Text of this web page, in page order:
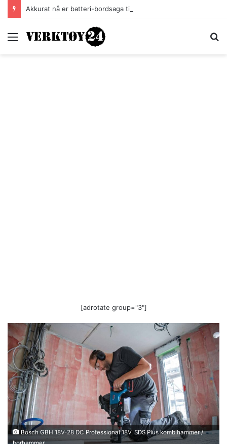
Akkurat nå er batteri-bordsaga til Festool billigere
Meny
[adrotate group="3"]
Bosch GBH 18V-28 DC Professional 18V, SDS Plus kombihammer /